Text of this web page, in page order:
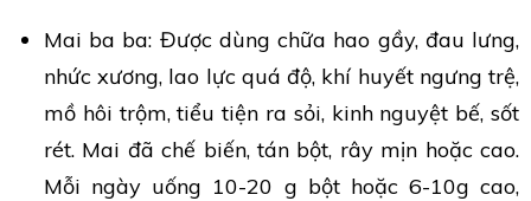
Mai ba ba: Được dùng chữa hao gầy, đau lưng,
nhức xương, lao lực quá độ, khí huyết ngưng trệ,
mồ hôi trộm, tiểu tiện ra sỏi, kinh nguyệt bế, sốt
rét. Mai đã chế biến, tán bột, rây mịn hoặc cao.
Mỗi ngày uống 10-20 g bột hoặc 6-10g cao,